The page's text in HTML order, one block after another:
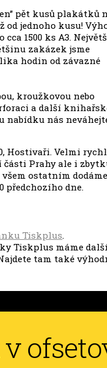
pět kusů plakátků
jednoho kusu!
1500 ks A3.
zakázek jsme
hodin od závazné
kroužkovou nebo
a další
nabídku nás
Hostivaři. Velmi
části Prahy ale i
ostatním
předchozího dne.
Tiskplus.
Tiskplus máme další
tam také